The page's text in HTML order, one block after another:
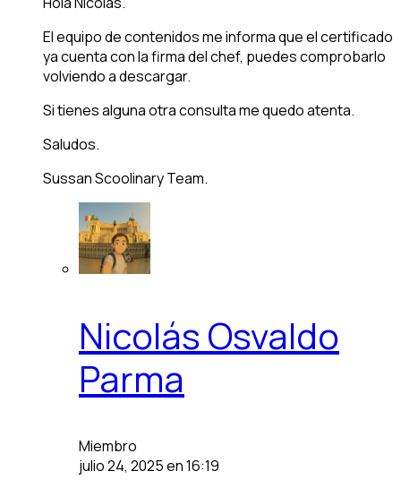
El equipo de contenidos me informa que el certificado
ya cuenta con la firma del chef, puedes comprobarlo
volviendo a descargar.
Si tienes alguna otra consulta me quedo atenta.
Saludos.
Sussan Scoolinary Team.
Nicolás Osvaldo
Parma
Miembro
julio 24, 2025 en 16:19